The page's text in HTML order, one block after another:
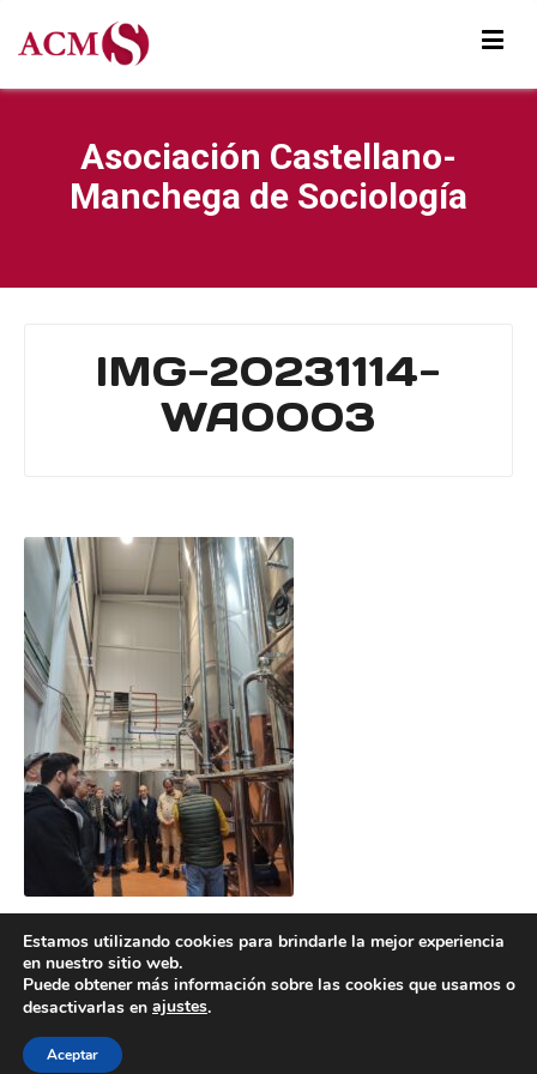
Asociación Castellano-
Manchega de Sociología
IMG-20231114-
WA0003
POLÍTICA DE COOKIES POLÍTICA DE PRIVACIDAD
© 2026 ACMS.
Estamos utilizando cookies para brindarle la mejor experiencia
en nuestro sitio web.
Puede obtener más información sobre las cookies que usamos o
desactivarlas en ajustes.
Aceptar